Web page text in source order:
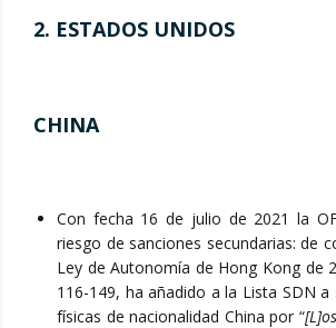
2. ESTADOS UNIDOS
CHINA
Con fecha 16 de julio de 2021 la
riesgo de sanciones secundarias: de
Ley de Autonomía de Hong Kong de
116-149, ha añadido a la Lista SDN a
físicas de nacionalidad China por “